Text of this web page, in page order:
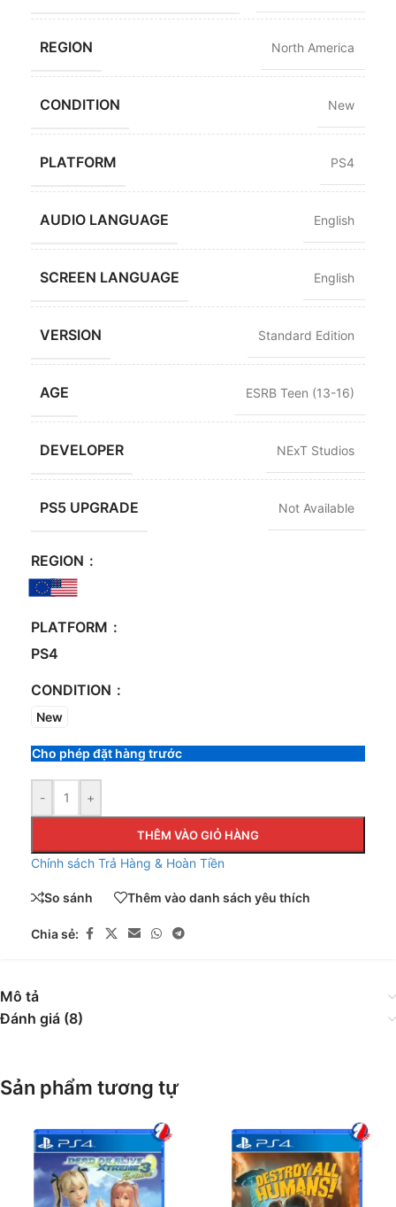
REGION North America
CONDITION New
PLATFORM PS4
AUDIO LANGUAGE English
SCREEN LANGUAGE English
VERSION Standard Edition
AGE ESRB Teen (13-16)
DEVELOPER NExT Studios
PS5 UPGRADE Not Available
REGION
PLATFORM
PS4
CONDITION
New
Cho phép đặt hàng trước
- +
THÊM VÀO GIỎ HÀNG
Chính sách Trả Hàng & Hoàn Tiền
So sánh Thêm vào danh sách yêu thích
Chia sẻ:
Mô tả
Đánh giá (8)
Sản phẩm tương tự